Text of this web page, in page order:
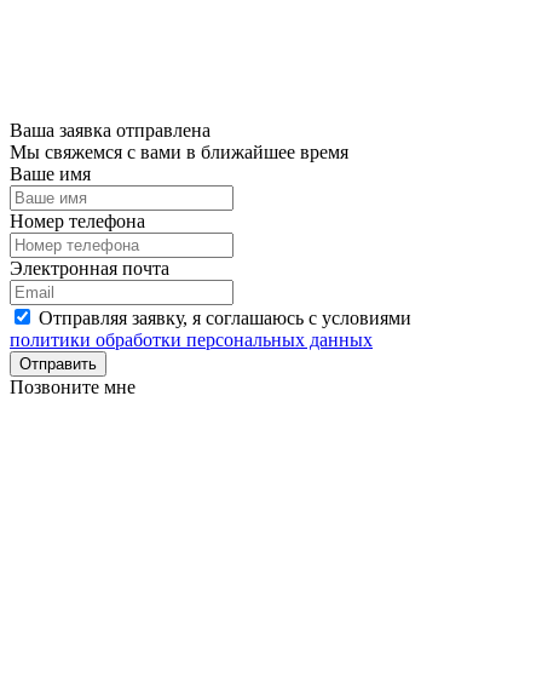
Ваша заявка отправлена
Мы свяжемся с вами в ближайшее время
Ваше имя
Номер телефона
Электронная почта
Отправляя заявку, я соглашаюсь с условиями
политики обработки персональных данных
Отправить
Позвоните мне